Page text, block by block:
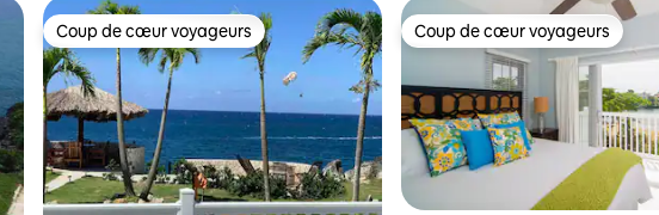
Coup de cœur voyageurs
Coup de cœur voyageurs Coup de cœur voyageurs
Coup de cœur voyageurs